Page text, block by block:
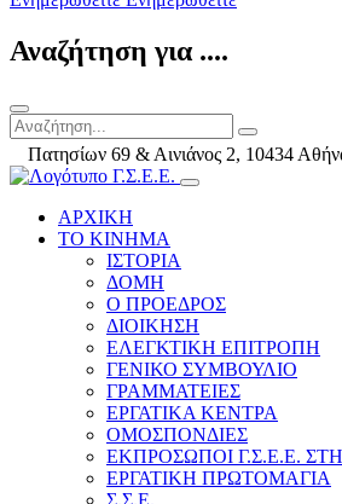
Αναζήτηση για ....
Πατησίων 69 & Αινιάνος 2, 10434
ΑΡΧΙΚΗ
ΤΟ ΚΙΝΗΜΑ
ΙΣΤΟΡΙΑ
ΔΟΜΗ
Ο ΠΡΟΕΔΡΟΣ
ΔΙΟΙΚΗΣΗ
ΕΛΕΓΚΤΙΚΗ ΕΠΙΤΡΟΠΗ
ΓΕΝΙΚΟ ΣΥΜΒΟΥΛΙΟ
ΓΡΑΜΜΑΤΕΙΕΣ
ΕΡΓΑΤΙΚΑ ΚΕΝΤΡΑ
ΟΜΟΣΠΟΝΔΙΕΣ
ΕΚΠΡΟΣΩΠΟΙ Γ.Σ.Ε.Ε.
ΕΡΓΑΤΙΚΗ ΠΡΩΤΟΜΑΓΙΑ